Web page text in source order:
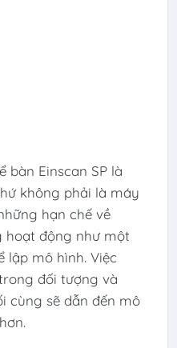
bàn Einscan SP là
không phải là máy
hạn chế về
hoạt động như một
lập mô hình. Việc
đối tượng và
cùng sẽ dẫn đến mô